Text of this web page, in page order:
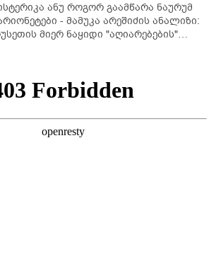
ანუ როგორ გაამწარა ნაურუმ
- მამუკა არეშიძის ანალიზი:
მიერ ნაყიდი "აღიარებების"